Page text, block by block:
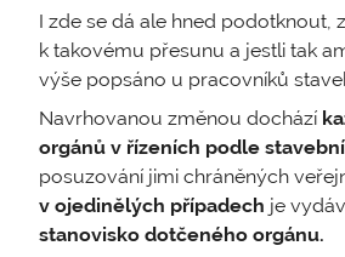
I zde se dá ale hned
k takovému přesunu a jestli tak
výše popsáno u pracovníků
Navrhovanou změnou dochází
orgánů v řízeních podle
posuzování jimi chráněných
v ojedinělých případech je
stanovisko dotčeného orgánu.